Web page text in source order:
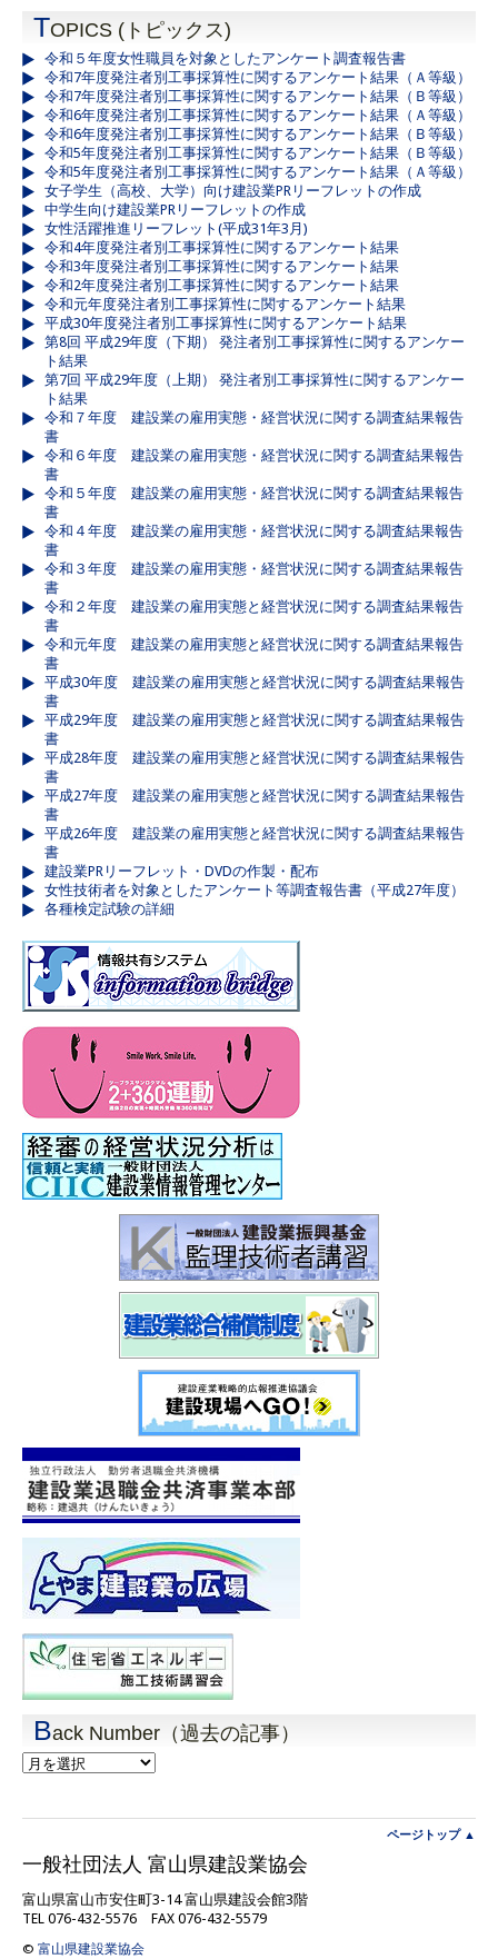
TOPICS (トピックス)
令和５年度女性職員を対象としたアンケート調査報告書
令和7年度発注者別工事採算性に関するアンケート結果（Ａ等級）
令和7年度発注者別工事採算性に関するアンケート結果（Ｂ等級）
令和6年度発注者別工事採算性に関するアンケート結果（Ａ等級）
令和6年度発注者別工事採算性に関するアンケート結果（Ｂ等級）
令和5年度発注者別工事採算性に関するアンケート結果（Ｂ等級）
令和5年度発注者別工事採算性に関するアンケート結果（Ａ等級）
女子学生（高校、大学）向け建設業PRリーフレットの作成
中学生向け建設業PRリーフレットの作成
女性活躍推進リーフレット(平成31年3月)
令和4年度発注者別工事採算性に関するアンケート結果
令和3年度発注者別工事採算性に関するアンケート結果
令和2年度発注者別工事採算性に関するアンケート結果
令和元年度発注者別工事採算性に関するアンケート結果
平成30年度発注者別工事採算性に関するアンケート結果
第8回 平成29年度（下期） 発注者別工事採算性に関するアンケー
ト結果
第7回 平成29年度（上期） 発注者別工事採算性に関するアンケー
ト結果
令和７年度 建設業の雇用実態・経営状況に関する調査結果報告
書
令和６年度 建設業の雇用実態・経営状況に関する調査結果報告
書
令和５年度 建設業の雇用実態・経営状況に関する調査結果報告
書
令和４年度 建設業の雇用実態・経営状況に関する調査結果報告
書
令和３年度 建設業の雇用実態・経営状況に関する調査結果報告
書
令和２年度 建設業の雇用実態と経営状況に関する調査結果報告
書
令和元年度 建設業の雇用実態と経営状況に関する調査結果報告
書
平成30年度 建設業の雇用実態と経営状況に関する調査結果報告
書
平成29年度 建設業の雇用実態と経営状況に関する調査結果報告
書
平成28年度 建設業の雇用実態と経営状況に関する調査結果報告
書
平成27年度 建設業の雇用実態と経営状況に関する調査結果報告
書
平成26年度 建設業の雇用実態と経営状況に関する調査結果報告
書
建設業PRリーフレット・DVDの作製・配布
女性技術者を対象としたアンケート等調査報告書（平成27年度）
各種検定試験の詳細
Back Number（過去の記事）
Back
Number（過
事）
ページトップ ▲
一般社団法人 富山県建設業協会
富山県富山市安住町3-14 富山県建設会館3階
TEL 076-432-5576 FAX 076-432-5579
© 富山県建設業協会